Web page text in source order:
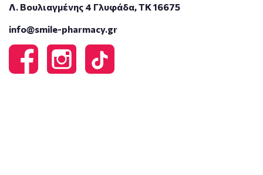
Λ. Βουλιαγμένης 4 Γλυφάδα, ΤΚ 16675
info@smile-pharmacy.gr